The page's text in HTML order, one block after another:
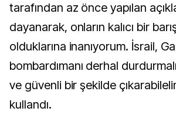
tarafından az önce yapılan
dayanarak, onların kalıcı bir
olduklarına inanıyorum. İsrail,
bombardımanı derhal
ve güvenli bir şekilde
kullandı.